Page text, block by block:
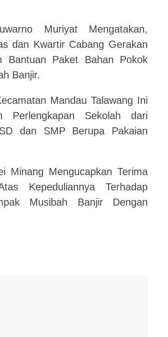
Muriyat Mengatakan,
dan Kwartir Cabang Gerakan
Bantuan Paket Bahan Pokok
Banjir.
Mandau Talawang Ini
Perlengkapan Sekolah dari
dan SMP Berupa Pakaian
Minang Mengucapkan Terima
Kepeduliannya Terhadap
Musibah Banjir Dengan